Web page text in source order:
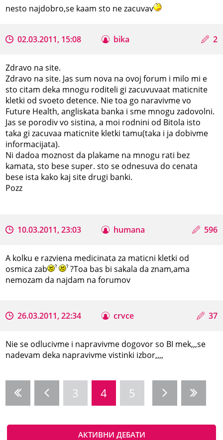
nesto najdobro,se kaam sto ne zacuvav
02.03.2011, 15:08 bika 2
Zdravo na site.
Zdravo na site. Jas sum nova na ovoj forum i milo mi e
sto citam deka mnogu roditeli gi zacuvuvaat maticnite
kletki od svoeto detence. Nie toa go naravivme vo
Future Health, angliskata banka i sme mnogu zadovolni.
Jas se porodiv vo sistina, a moi rodnini od Bitola isto
taka gi zacuvaa maticnite kletki tamu(taka i ja dobivme
informacijata).
Ni dadoa moznost da plakame na mnogu rati bez
kamata, sto bese super. sto se odnesuva do cenata
bese ista kako kaj site drugi banki.
Pozz
10.03.2011, 23:03 humana 596
A kolku e razviena medicinata za maticni kletki od
osmica zab
?Toa bas bi sakala da znam,ama
nemozam da najdam na forumov
26.03.2011, 22:34 crvce 37
Nie se odlucivme i napravivme dogovor so BI mek,,,se
nadevam deka napravivme vistinki izbor,,,,
3 4 5
АКТИВНИ ДЕБАТИ